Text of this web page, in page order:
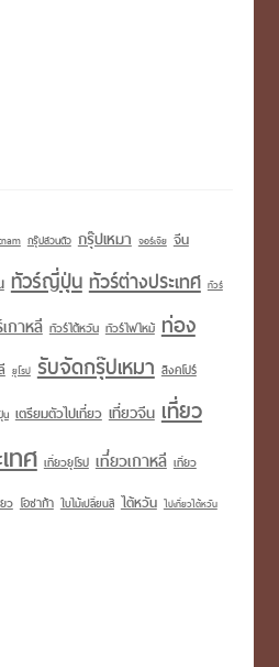
กรุ๊ปส่วนตัว กรุ๊ปเหมา จอร์เจีย จีน
ทัวร์ญี่ปุ่น ทัวร์ต่างประเทศ ทัวร์
กาหลี ทัวร์ไต้หวัน ทัวร์ไฟไหม้ ท่อง
ยุโรป รับจัดกรุ๊ปเหมา สิงคโปร์
น เตรียมตัวไปเที่ยว เที่ยวจีน เที่ยว
ทศ เที่ยวยุโรป เที่ยวเกาหลี เที่ยว
ว โอซาก้า ใบไม้เปลี่ยนสี ไต้หวัน ไปเที่ยวไต้หวัน